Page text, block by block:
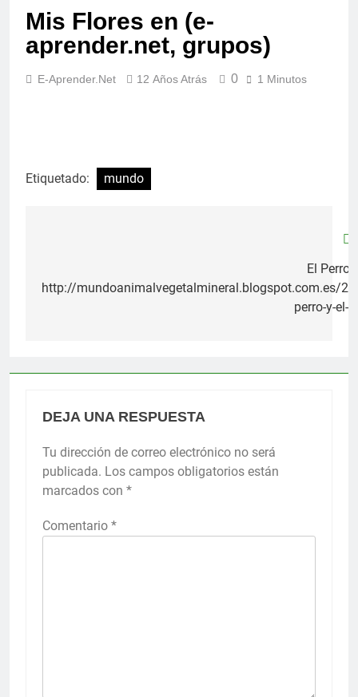
Mis Flores en (e-
aprender.net, grupos)
E-Aprender.net 12 Años Atrás 0 1 Minutos
Etiquetado: mundo
entradas
El Perro
http://mundoanimalvegetalmineral.blogspot.com.es/
perro-y-el-
DEJA UNA RESPUESTA
Tu dirección de correo electrónico no será
publicada. Los campos obligatorios están
marcados con *
Comentario *